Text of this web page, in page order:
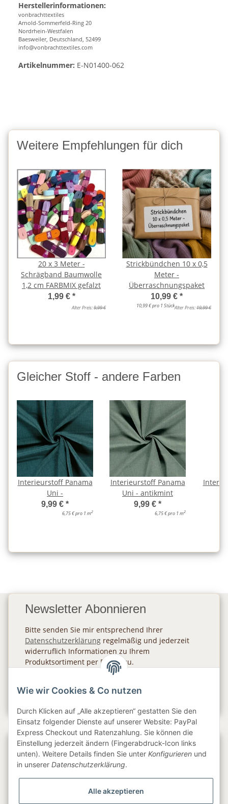
Herstellerinformationen:
vonbrachttextiles
Arnold-Sommerfeld-Ring 20
Nordrhein-Westfalen
Baesweiler, Deutschland, 52499
info@vonbrachttextiles.com
Artikelnummer: E-N01400-062
Weitere Empfehlungen für dich
20 x 3 Meter -
Schrägband Baumwolle
1,2 cm FARBMIX gefalzt
1,99 € *
Alter Preis:9,99 €
Strickbündchen 10 x 0,5
Meter -
Überraschnungspaket
10,99 € *
10,99 € pro 1 StückAlter Preis:19,99 €
Gleicher Stoff - andere Farben
Interieurstoff Panama
Uni -
9,99 € *
6,75 € pro 1 m2
Interieurstoff Panama
Uni - antikmint
9,99 € *
6,75 € pro 1 m2
Newsletter Abonnieren
Bitte senden Sie mir entsprechend Ihrer
Datenschutzerklärung regelmäßig und jederzeit
widerruflich Informationen zu Ihrem
Produktsortiment per E-Mail zu.
Gesetzliche Informationen
Wie wir Cookies & Co nutzen
Durch Klicken auf „Alle akzeptieren“ gestatten Sie den
Einsatz folgender Dienste auf unserer Website: PayPal
Express Checkout und Ratenzahlung. Sie können die
Einstellung jederzeit ändern (Fingerabdruck-Icon links
unten). Weitere Details finden Sie unter Konfigurieren und
in unserer Datenschutzerklärung.
Alle akzeptieren